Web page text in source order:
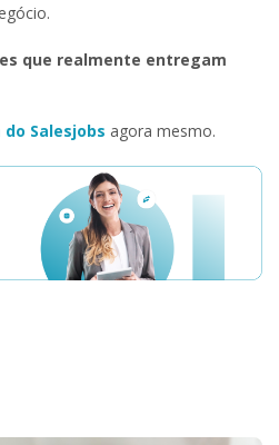
que realmente entregam
Salesjobs agora mesmo.